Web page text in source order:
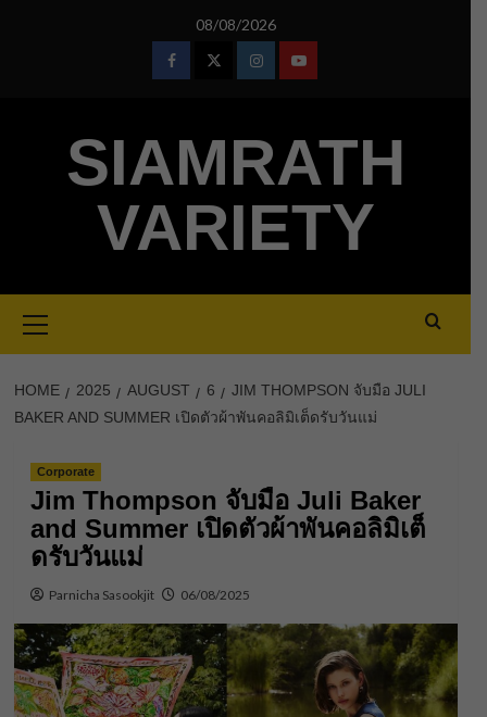
08/08/2026
FacebookTwitterInstagramYoutube
SIAMRATH
VARIETY
Menu
HOME 2025 AUGUST 6
JIM THOMPSON จับมือ JULI
BAKER AND SUMMER เปิดตัวผ้าพันคอลิมิเต็ดรับวันแม่
Corporate
Jim Thompson จับมือ Juli Baker
and Summer เปิดตัวผ้าพันคอลิมิเต็
ดรับวันแม่
Parnicha Sasookjit 06/08/2025